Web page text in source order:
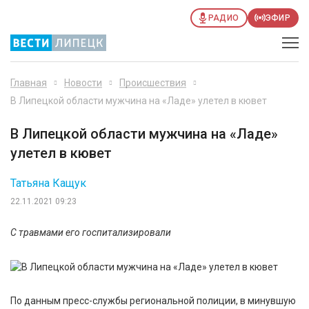
РАДИО ЭФИР
Главная Новости
Происшествия
В Липецкой области мужчина на «Ладе» улетел в кювет
В Липецкой области мужчина на «Ладе»
улетел в кювет
22.11.2021 09:23
Татьяна Кащук
С травмами его госпитализировали
По данным пресс-службы региональной полиции, в минувшую